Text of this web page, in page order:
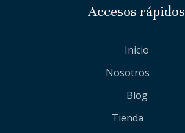
Accesos rápidos
Inicio
Nosotros
Blog
Tienda